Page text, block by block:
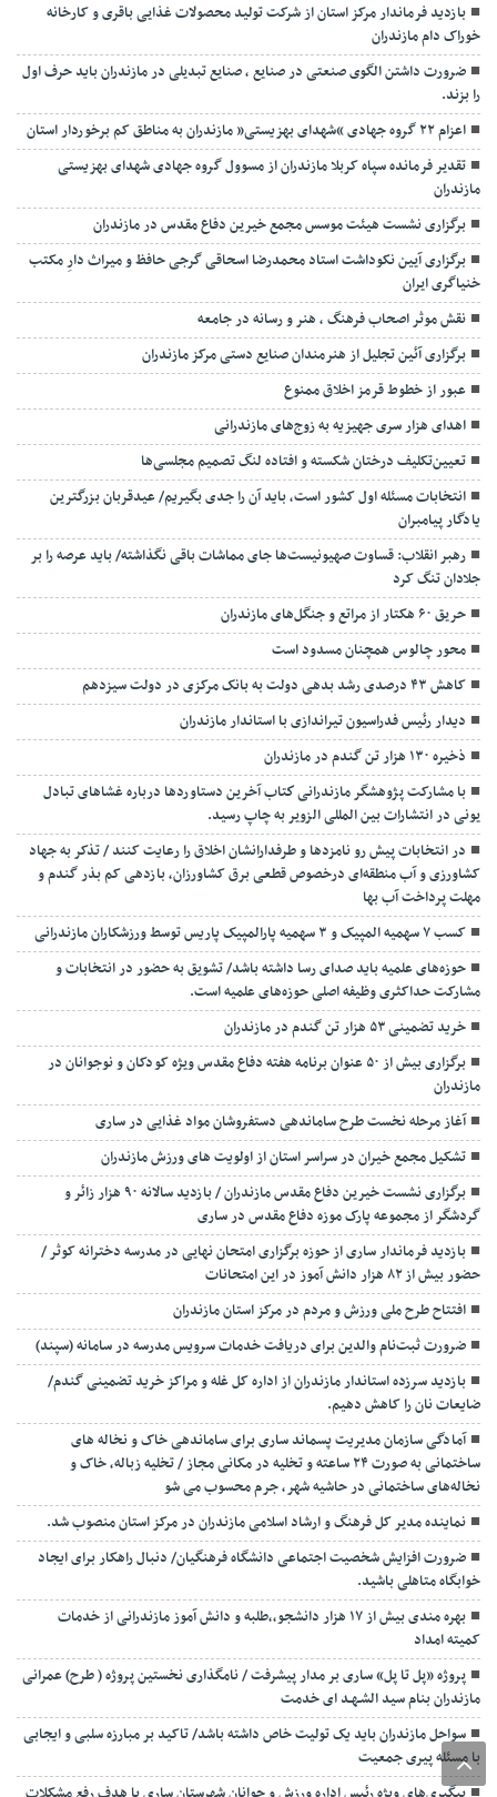
بازدید فرماندار مرکز استان از شرکت تولید محصولات غذایی باقری و کارخانه
خوراک دام مازندران
ضرورت داشتن الگوی صنعتی در صنایع ، صنایع تبدیلی در مازندران باید حرف اول
را بزند.
اعزام ۲۲ گروه جهادی “شهدای بهزیستی” مازندران به مناطق کم برخوردار استان
تقدیر فرمانده سپاه کربلا مازندران از مسوول گروه جهادی شهدای بهزیستی
مازندران
برگزاری نشست هیئت موسس مجمع خیرین دفاع مقدس در مازندران
برگزاری آیین نکوداشت استاد محمدرضا اسحاقی گرجی حافظ و میراث دارِ مکتب
خنیاگری ایران
نقش موثر اصحاب فرهنگ ، هنر و رسانه در جامعه
برگزاری آئین تجلیل از هنرمندان صنایع دستی مرکز مازندران
عبور از خطوط قرمز اخلاق ممنوع
اهدای هزار سری جهیزیه به زوج‌های مازندرانی
تعیین‌تکلیف درختان شکسته و افتاده لنگ تصمیم مجلسی‌ها
انتخابات مسئله اول کشور است، باید آن را جدی بگیریم/ عیدقربان بزرگترین
یادگار پیامبران
رهبر انقلاب: قساوت صهیونیست‌ها جای مماشات باقی نگذاشته/ باید عرصه را بر
جلادان تنگ کرد
حریق ۶۰ هکتار از مراتع و جنگل‌های مازندران
محور چالوس همچنان مسدود است
کاهش ۴۳ درصدی رشد بدهی دولت به بانک مرکزی در دولت سیزدهم
دیدار رئیس فدراسیون تیراندازی با استاندار مازندران
ذخیره ۱۳۰ هزار تن گندم در مازندران
با مشارکت پژوهشگر مازندرانی كتاب آخرین دستاوردها درباره غشاهای تبادل
یونی در انتشارات بین المللی الزویر به چاپ رسید.
در انتخابات پیش رو نامزدها و طرفدارانشان اخلاق را رعایت کنند / تذکر به جهاد
کشاورزی و آب منطقه‌ای درخصوص قطعی برق کشاورزان، بازدهی کم بذر گندم و
مهلت پرداخت آب بها
کسب ۷ سهمیه المپیک و ۳ سهمیه پارالمپیک پاریس توسط ورزشکاران مازندرانی
حوزه‌های علمیه باید صدای رسا داشته باشد/ تشویق به حضور در انتخابات و
مشارکت حداکثری وظیفه اصلی حوزه‌های علمیه است.
خرید تضمینی ۵۳ هزار تن گندم در مازندران
برگزاری بیش از ۵۰ عنوان برنامه هفته دفاع مقدس ویژه کودکان و نوجوانان در
مازندران
آغاز مرحله نخست طرح ساماندهی دستفروشان مواد غذایی در ساری
تشکیل مجمع خیران در سراسر استان از اولویت های ورزش مازندران
برگزاری نشست خیرین دفاع مقدس مازندران / بازدید سالانه ۹۰ هزار زائر و
گردشگر از مجموعه پارک موزه دفاع مقدس در ساری
بازدید فرماندار ساری از حوزه برگزاری امتحان نهایی در مدرسه دخترانه کوثر /
حضور بیش از ۸۲ هزار دانش آموز در این امتحانات
افتتاح طرح ملی ورزش و مردم در مرکز استان مازندران
ضرورت ثبت‌نام والدین برای دریافت خدمات سرویس مدرسه در سامانه (سپند)
بازدید سرزده استاندار مازندران از اداره کل غله و مراکز خرید تضمینی گندم/
ضایعات نان را کاهش دهیم.
آمادگی سازمان مدیریت پسماند ساری برای ساماندهی خاک و نخاله های
ساختمانی به صورت ۲۴ ساعته و تخلیه در مکانی مجاز / تخلیه زباله، خاک و
نخاله‌های ساختمانی در حاشیه شهر، جرم محسوب می شو
نماینده مدیر کل فرهنگ و ارشاد اسلامی مازندران در مرکز استان منصوب شد.
ضرورت افزایش شخصیت اجتماعی دانشگاه فرهنگیان/ دنبال راهکار برای ایجاد
خوابگاه متاهلی باشید.
بهره مندی بیش از ۱۷ هزار دانشجو،،طلبه و دانش آموز مازندرانی از خدمات
کمیته امداد
پروژه «پل تا پل» ساری بر مدار پیشرفت / نامگذاری نخستین پروژه ( طرح) عمرانی
مازندران بنام سید الشـهـد ای خدمت
سواحل مازندران باید یک تولیت خاص داشته باشد/ تاکید بر مبارزه سلبی و ایجابی
با مسئله پیری جمعیت